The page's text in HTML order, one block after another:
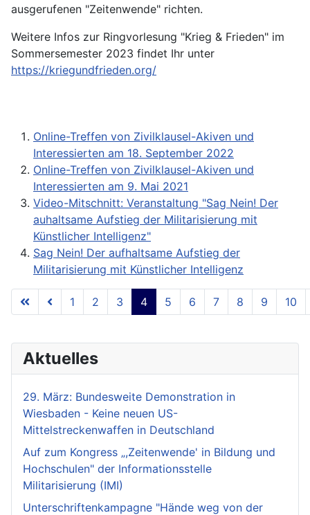
ausgerufenen "Zeitenwende" richten.
Weitere Infos zur Ringvorlesung "Krieg & Frieden" im
Sommersemester 2023 findet Ihr unter
https://kriegundfrieden.org/
Online-Treffen von Zivilklausel-Akiven und
Interessierten am 18. September 2022
Online-Treffen von Zivilklausel-Akiven und
Interessierten am 9. Mai 2021
Video-Mitschnitt: Veranstaltung "Sag Nein! Der
auhaltsame Aufstieg der Militarisierung mit
Künstlicher Intelligenz"
Sag Nein! Der aufhaltsame Aufstieg der
Militarisierung mit Künstlicher Intelligenz
Seite 4 von 18
1 2 3 4 5 6 7 8 9 10
Aktuelles
29. März: Bundesweite Demonstration in
Wiesbaden - Keine neuen US-
Mittelstreckenwaffen in Deutschland
Auf zum Kongress „,Zeitenwende' in Bildung und
Hochschulen" der Informationsstelle
Militarisierung (IMI)
Unterschriftenkampagne "Hände weg von der